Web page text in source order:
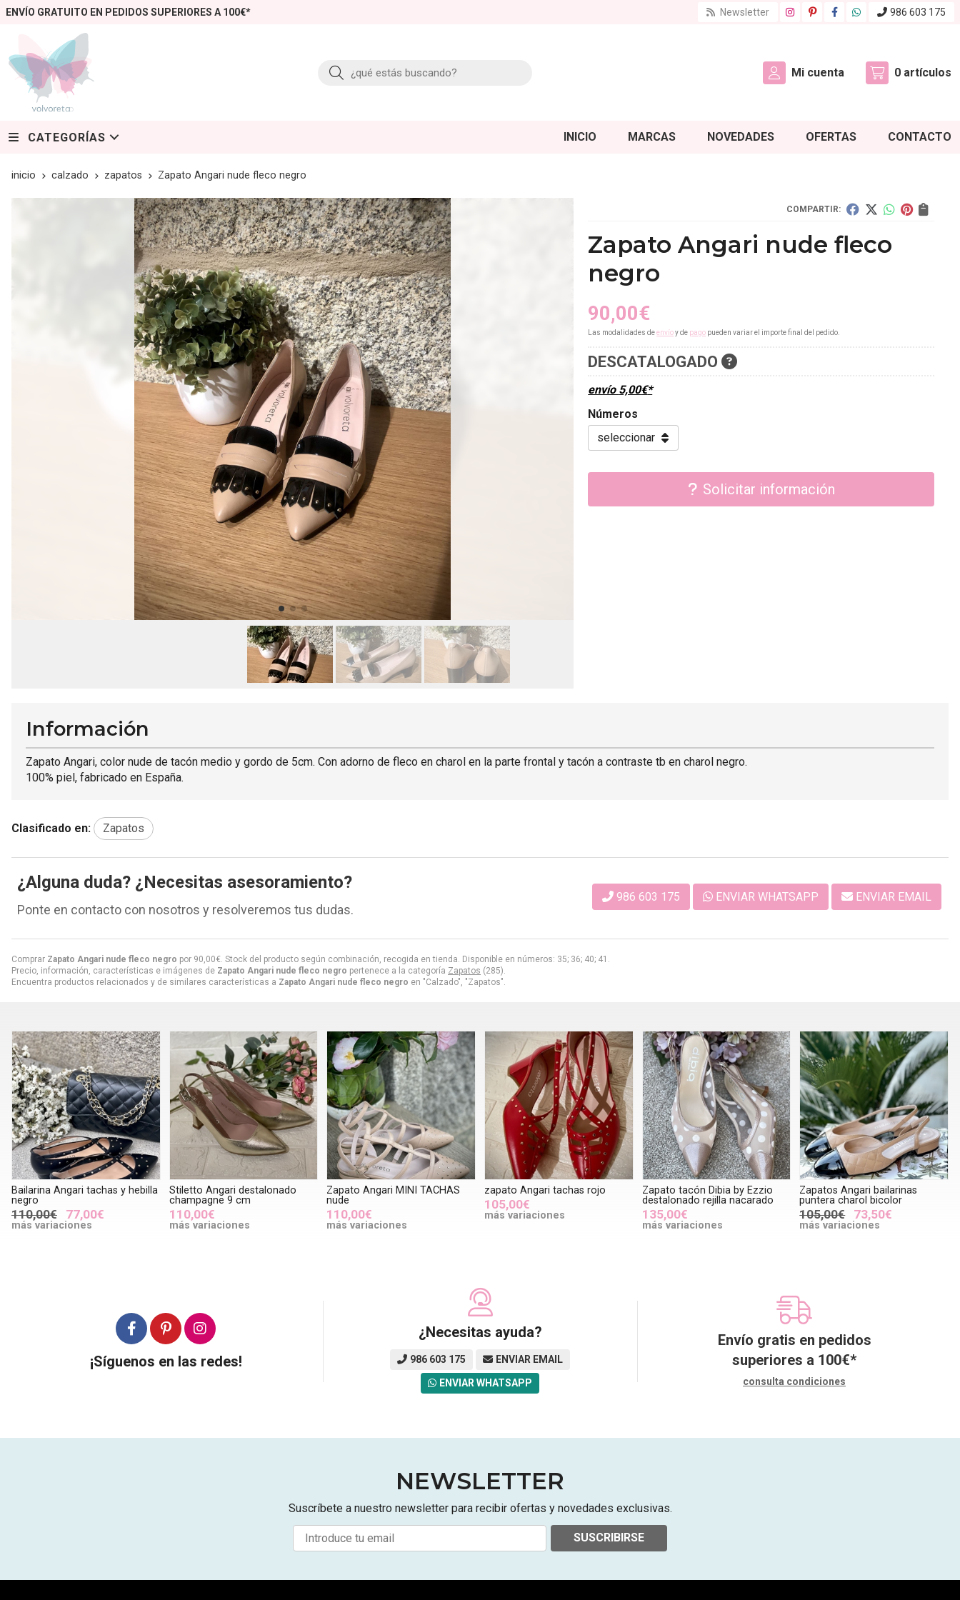
ENVÍO GRATUITO EN PEDIDOS SUPERIORES A 100€* Newsletter 986 603 175
Buscar Mi cuenta 0 artículos
CATEGORÍAS INICIO MARCAS NOVEDADES OFERTAS CONTACTO
inicio calzado zapatos Zapato Angari nude fleco negro
COMPARTIR:
Zapato Angari nude fleco
negro
90,00€
Las modalidades deenvíoy de pago pueden variar el importe final del pedido.
DESCATALOGADO
envío 5,00€*
Números
Solicitar información
Comprar Zapato Angari nude fleco negro por 90,00€. Stock del producto según combinación, recogida en tienda. Disponible en números: 35; 36; 40; 41.
Precio, información, características e imágenes de Zapato Angari nude fleco negro pertenece a la categoría Zapatos (285).
Encuentra productos relacionados y de similares características a Zapato Angari nude fleco negro en "Calzado", "Zapatos".
Información
Zapato Angari, color nude de tacón medio y gordo de 5cm. Con adorno de fleco en charol en la parte frontal y tacón a contraste tb en charol negro.
100% piel, fabricado en España.
Clasificado en: Zapatos
¿Alguna duda? ¿Necesitas asesoramiento?
Ponte en contacto con nosotros y resolveremos tus dudas.
986 603 175 ENVIAR WHATSAPP ENVIAR EMAIL
Bailarina Angari tachas y hebilla
negro
110,00€ 77,00€
más variaciones
Stiletto Angari destalonado
champagne 9 cm
110,00€
más variaciones
Zapato Angari MINI TACHAS
nude
110,00€
más variaciones
zapato Angari tachas rojo
105,00€
más variaciones
Zapato tacón Dibia by Ezzio
destalonado rejilla nacarado
135,00€
más variaciones
Zapatos Angari bailarinas
puntera charol bicolor
105,00€ 73,50€
más variaciones
¡Síguenos en las redes!
¿Necesitas ayuda?
986 603 175 ENVIAR EMAIL
ENVIAR WHATSAPP
Envío gratis en pedidos
superiores a 100€*
consulta condiciones
NEWSLETTER
Suscríbete a nuestro newsletter para recibir ofertas y novedades exclusivas.
SUSCRIBIRSE